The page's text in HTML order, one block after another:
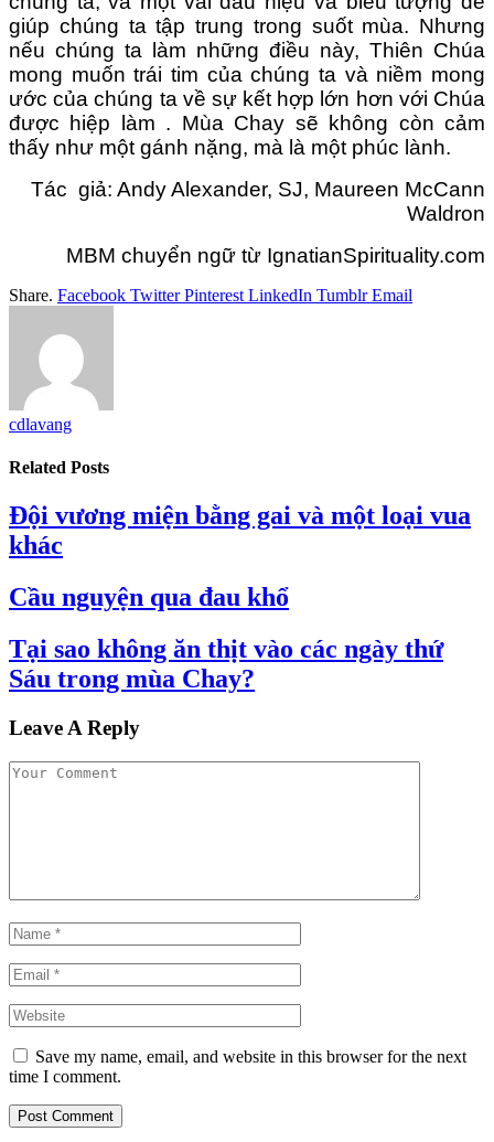
giúp chúng ta tập trung trong suốt mùa. Nhưng
nếu chúng ta làm những điều này, Thiên Chúa
mong muốn trái tim của chúng ta và niềm mong
ước của chúng ta về sự kết hợp lớn hơn với Chúa
được hiệp làm . Mùa Chay sẽ không còn cảm
thấy như một gánh nặng, mà là một phúc lành.
Tác giả: Andy Alexander, SJ, Maureen McCann
Waldron
MBM chuyển ngữ từ IgnatianSpirituality.com
Share. Facebook Twitter Pinterest LinkedIn Tumblr Email
cdlavang
Related Posts
Đội vương miện bằng gai và một loại vua
khác
Cầu nguyện qua đau khổ
Tại sao không ăn thịt vào các ngày thứ
Sáu trong mùa Chay?
Leave A Reply
Save my name, email, and website in this browser for the next
time I comment.